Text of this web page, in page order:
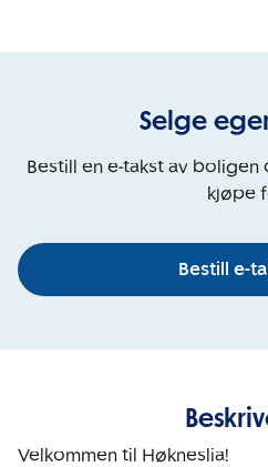
Selge
Bestill en e-takst av boligen
kjøpe
Bestill e-
Velkommen til Høkneslia!